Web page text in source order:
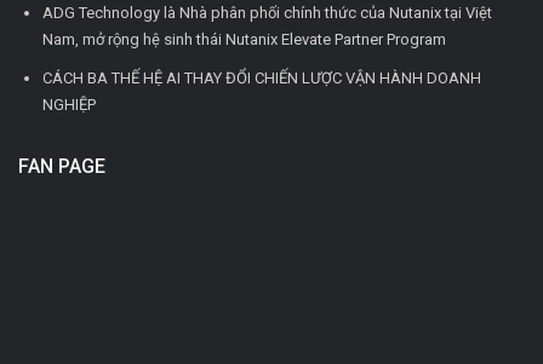
ADG Technology là Nhà phân phối chính thức của Nutanix tại Việt
Nam, mở rộng hệ sinh thái Nutanix Elevate Partner Program
CÁCH BA THẾ HỆ AI THAY ĐỔI CHIẾN LƯỢC VẬN HÀNH DOANH
NGHIỆP
FAN PAGE